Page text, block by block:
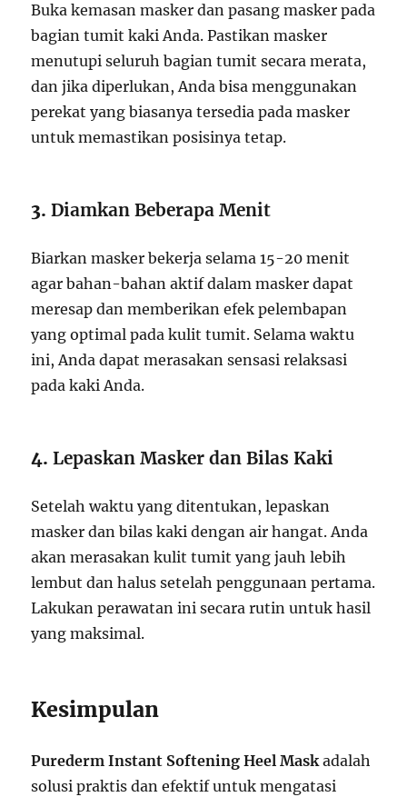
Buka kemasan masker dan pasang masker pada
bagian tumit kaki Anda. Pastikan masker
menutupi seluruh bagian tumit secara merata,
dan jika diperlukan, Anda bisa menggunakan
perekat yang biasanya tersedia pada masker
untuk memastikan posisinya tetap.
3.Diamkan Beberapa Menit
Biarkan masker bekerja selama 15-20 menit
agar bahan-bahan aktif dalam masker dapat
meresap dan memberikan efek pelembapan
yang optimal pada kulit tumit. Selama waktu
ini, Anda dapat merasakan sensasi relaksasi
pada kaki Anda.
4.Lepaskan Masker dan Bilas Kaki
Setelah waktu yang ditentukan, lepaskan
masker dan bilas kaki dengan air hangat. Anda
akan merasakan kulit tumit yang jauh lebih
lembut dan halus setelah penggunaan pertama.
Lakukan perawatan ini secara rutin untuk hasil
yang maksimal.
Kesimpulan
Purederm Instant Softening Heel Maskadalah
solusi praktis dan efektif untuk mengatasi